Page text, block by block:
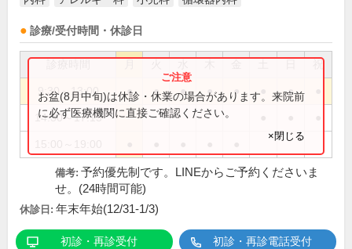
診療/受付時間・休診日
祝
9:30～13:00 ● ● ● ● ● ●
14:30～17:15
お盆(8月中旬)は休診・休業の場合があります。来院前
に必ず医療機関に直接ご確認ください。
×閉じる
備考: 予約優先制です。LINEからご予約くださいま
せ。(24時間可能)
休診日: 年末年始(12/31-1/3)
初診・再診受付 初診・再診電話受付